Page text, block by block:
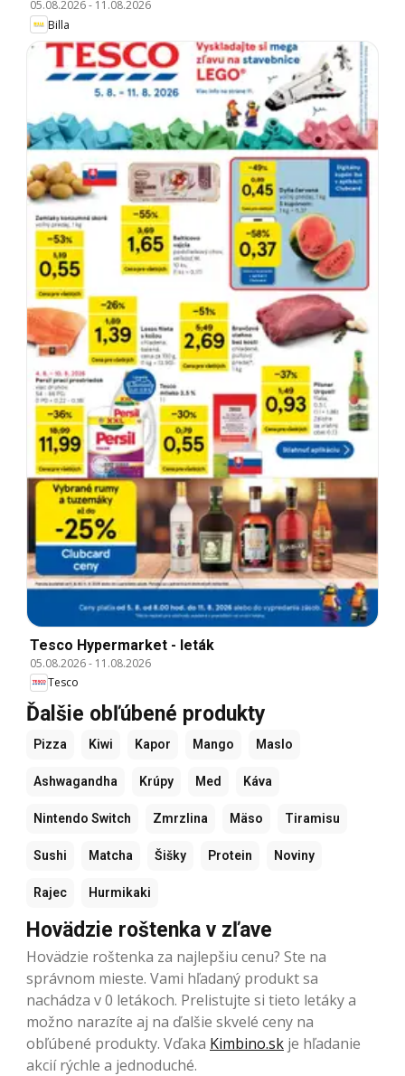
05.08.2026- 11.08.2026
Billa
Tesco Hypermarket - leták
05.08.2026- 11.08.2026
Tesco
Ďalšie obľúbené produkty
Pizza Kiwi Kapor Mango Maslo
Ashwagandha Krúpy Med Káva
Nintendo Switch Zmrzlina Mäso Tiramisu
Sushi Matcha Šišky Protein Noviny
Rajec Hurmikaki
Hovädzie roštenka v zľave
Hovädzie roštenka za najlepšiu cenu? Ste na
správnom mieste. Vami hľadaný produkt sa
nachádza v 0 letákoch. Prelistujte si tieto letáky a
možno narazíte aj na ďalšie skvelé ceny na
obľúbené produkty. Vďaka Kimbino.sk je hľadanie
akcií rýchle a jednoduché.